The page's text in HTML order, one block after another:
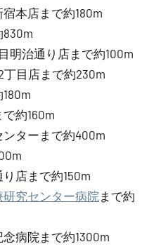
本店まで約180m
明治通り店まで約100m
丁目店まで約230m
約160m
ターまで約400m
店まで約150m
究センター病院 まで約
病院まで約1300m